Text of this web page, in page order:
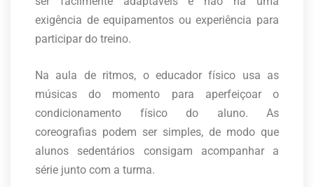
exigência de equipamentos ou experiência para
participar do treino.
Na aula de ritmos, o educador físico usa as
músicas do momento para aperfeiçoar o
condicionamento físico do aluno. As
coreografias podem ser simples, de modo que
alunos sedentários consigam acompanhar a
série junto com a turma.